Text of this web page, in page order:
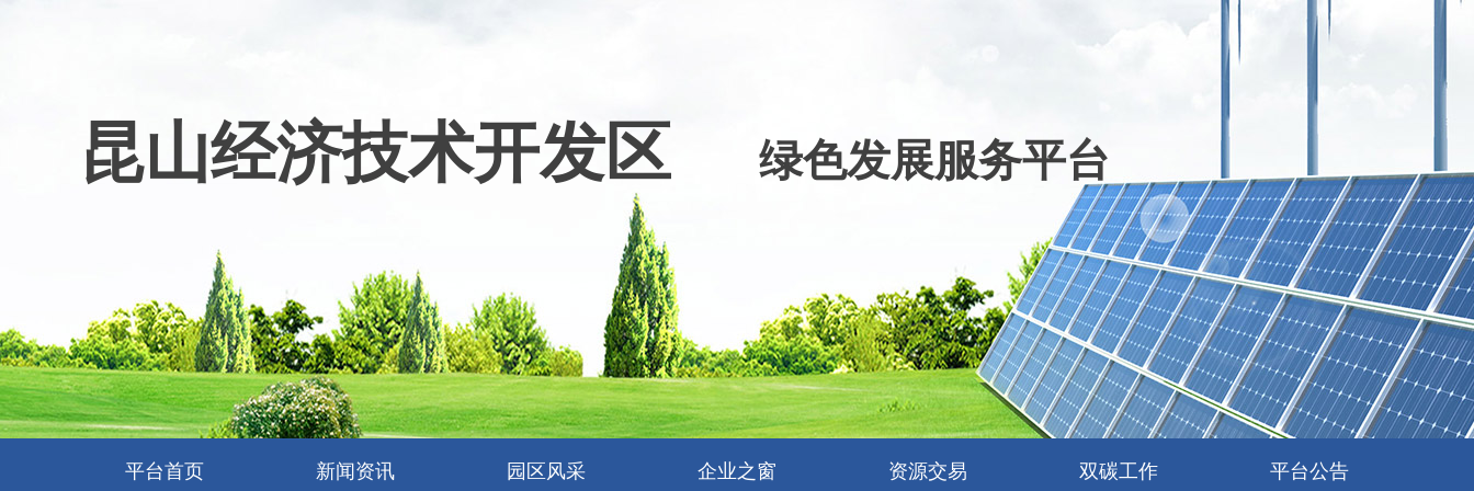
昆山经济技术开发区 绿色发展服务平台
平台首页 新闻资讯 园区风采 企业之窗 资源交易 双碳工作 平台公告